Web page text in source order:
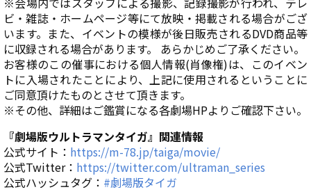
ビ・雑誌・ホームページ等にて放映・掲載される場合がござ
います。また、イベントの模様が後日販売されるDVD商品等
に収録される場合があります。 あらかじめご了承ください。
お客様のこの催事における個人情報(肖像権)は、このイベン
トに入場されたことにより、上記に使用されるということに
ご同意頂けたものとさせて頂きます。
※その他、詳細はご鑑賞になる各劇場HPよりご確認下さい。
『劇場版ウルトラマンタイガ』関連情報
公式サイト： https://m-78.jp/taiga/movie/
公式Twitter： https://twitter.com/ultraman_series
公式ハッシュタグ： #劇場版タイガ